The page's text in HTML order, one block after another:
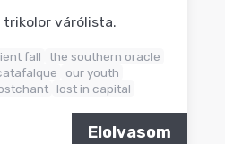
trikolor várólista.
fall
the southern oracle
our youth
lost in capital
Elolvasom